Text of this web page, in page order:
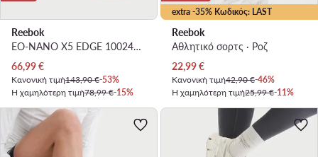
Reebok
EO-NANO X5 EDGE 100244436 · Παπούτσια για Γυμναστήριο
Τρέχουσα τιμή
66,99€
Κανονική τιμή143,90 €-53%
Η χαμηλότερη τιμή78,99 €-15%
extra -35% Κωδικός: LAST
Reebok
Αθλητικό σορτς · Ροζ
Τρέχουσα τιμή
22,99€
Κανονική τιμή42,90 €-46%
Η χαμηλότερη τιμή25,99 €-11%